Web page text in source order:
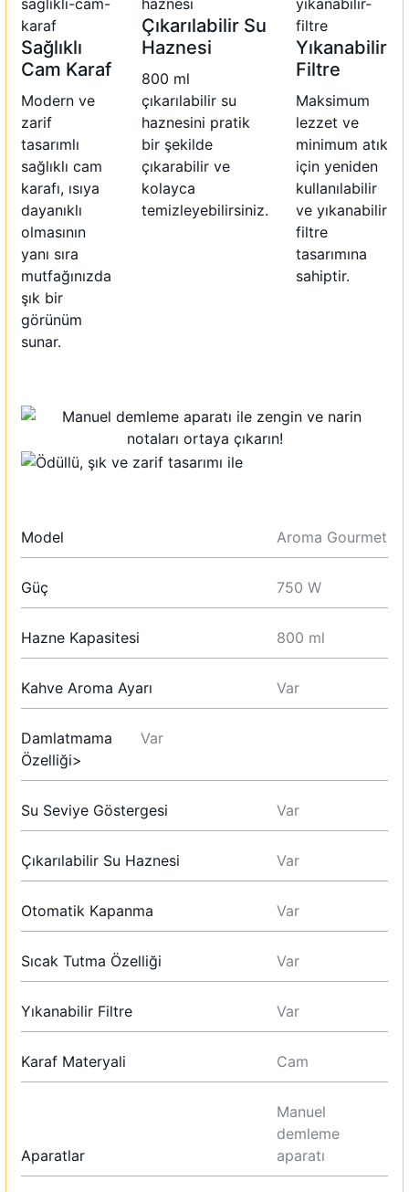
Sağlıklı
Cam Karaf
Modern ve
zarif
tasarımlı
sağlıklı cam
karafı, ısıya
dayanıklı
olmasının
yanı sıra
mutfağınızda
şık bir
görünüm
sunar.
Çıkarılabilir Su
Haznesi
800 ml
çıkarılabilir su
haznesini pratik
bir şekilde
çıkarabilir ve
kolayca
temizleyebilirsiniz.
Yıkanabilir
Filtre
Maksimum
lezzet ve
minimum atık
için yeniden
kullanılabilir
ve yıkanabilir
filtre
tasarımına
sahiptir.
Model Aroma Gourmet
Güç 750 W
Hazne Kapasitesi 800 ml
Kahve Aroma Ayarı Var
Damlatmama
Özelliği>
Var
Su Seviye Göstergesi Var
Çıkarılabilir Su Haznesi Var
Otomatik Kapanma Var
Sıcak Tutma Özelliği Var
Yıkanabilir Filtre Var
Karaf Materyali Cam
Aparatlar
Manuel
demleme
aparatı